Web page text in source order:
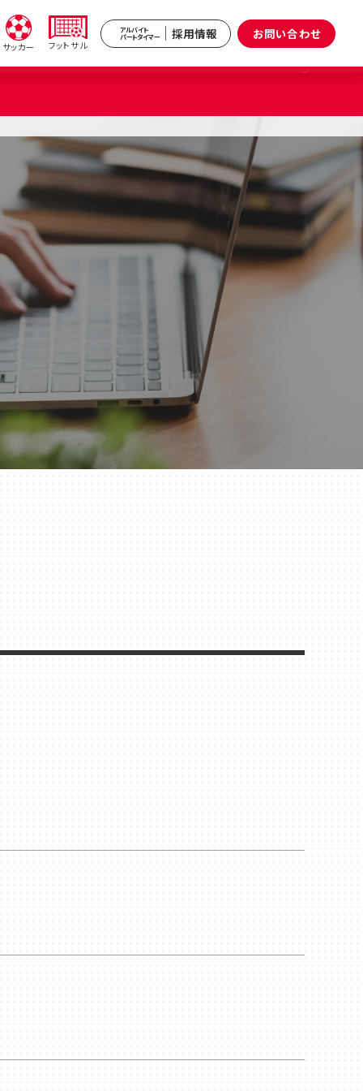
武蔵境
（武蔵野市）
杉
区）
サッカー フットサル
アルバイト
パートタイマー 採用情報 お問い合わせ